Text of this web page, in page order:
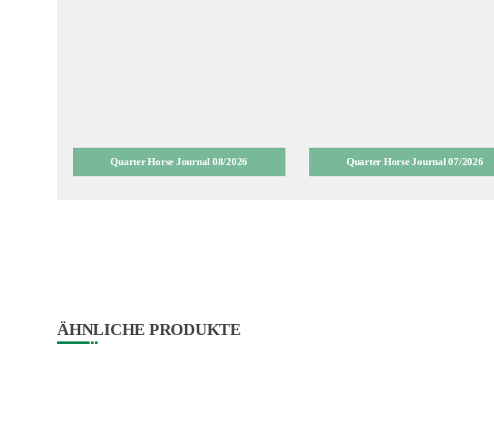
Quarter Horse Journal 08/2026 Quarter Horse Journal 07/2026
ÄHNLICHE PRODUKTE